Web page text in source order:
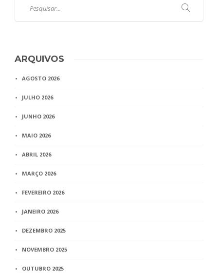
ARQUIVOS
AGOSTO 2026
JULHO 2026
JUNHO 2026
MAIO 2026
ABRIL 2026
MARÇO 2026
FEVEREIRO 2026
JANEIRO 2026
DEZEMBRO 2025
NOVEMBRO 2025
OUTUBRO 2025